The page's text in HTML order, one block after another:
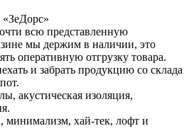
всю представленную
мы держим в наличии, это
оперативную отгрузку товара.
и забрать продукцию со склада
акустическая изоляция,
минимализм, хай-тек, лофт и